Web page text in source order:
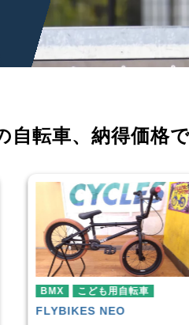
自転車、 納得価格
BMX
HARODOWNTOWN